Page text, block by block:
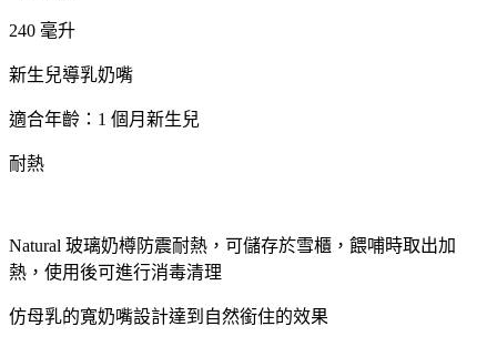
240 毫升
新生兒導乳奶嘴
適合年齡：1 個月新生兒
耐熱
Natural 玻璃奶樽防震耐熱，可儲存於雪櫃，餵哺時取出加
熱，使用後可進行消毒清理
仿母乳的寬奶嘴設計達到自然銜住的效果